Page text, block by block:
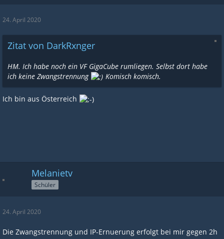
24. April 2020
Zitat von DarkRxnger
HM. Ich habe noch ein VF GigaCube rumliegen. Selbst dort habe
ich keine Zwangstrennung
Komisch komisch.
Ich bin aus Österreich
Melanietv
Schüler
24. April 2020
Die Zwangstrennung und IP-Ernuerung erfolgt bei mir gegen 2h